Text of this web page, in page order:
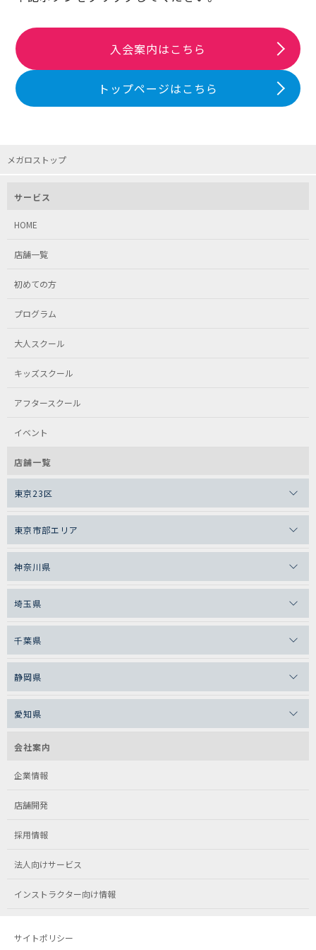
入会案内はこちら
トップページはこちら
メガロストップ
サービス
HOME
店舗一覧
初めての方
プログラム
大人スクール
キッズスクール
アフタースクール
イベント
店舗一覧
東京23区
東京市部エリア
神奈川県
埼玉県
千葉県
静岡県
愛知県
会社案内
企業情報
店舗開発
採用情報
法人向けサービス
インストラクター向け情報
サイトポリシー